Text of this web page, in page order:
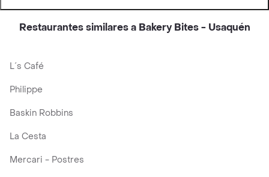
Restaurantes similares a Bakery Bites - Usaquén
L´s Café
Philippe
Baskin Robbins
La Cesta
Mercari - Postres